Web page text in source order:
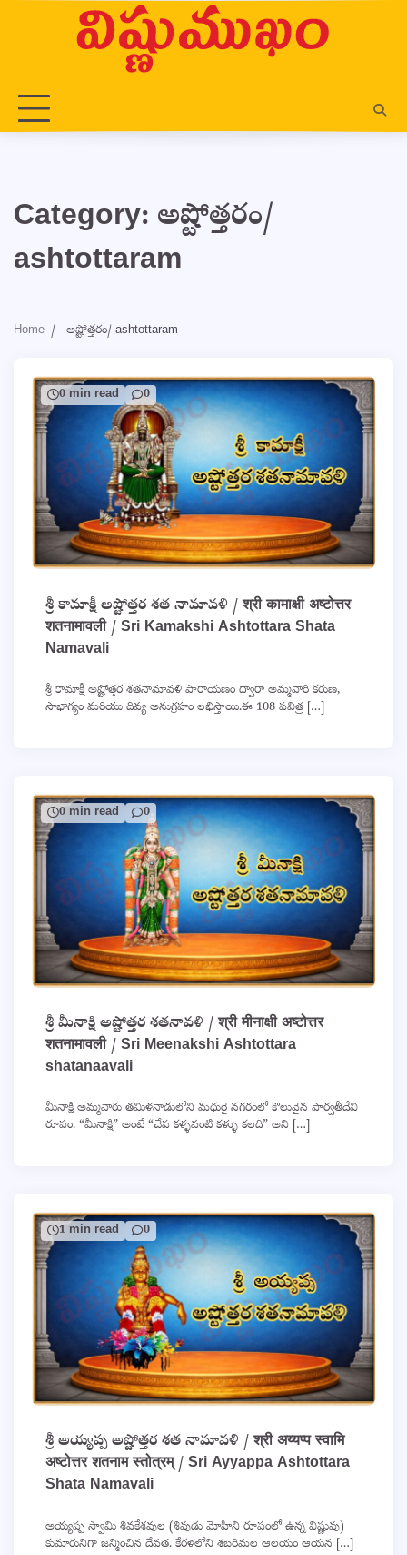
Category: అష్టోత్తరం/
ashtottaram
Home అష్టోత్తరం/ ashtottaram
0 min read 0
శ్రీ కామాక్షీ అష్టోత్తర శత నామావళి / श्री कामाक्षी अष्टोत्तर
शतनामावली / Sri Kamakshi Ashtottara Shata
Namavali
శ్రీ కామాక్షీ అష్టోత్తర శతనామావళి పారాయణం ద్వారా అమ్మవారి కరుణ,
సౌభాగ్యం మరియు దివ్య అనుగ్రహం లభిస్తాయి.ఈ 108 పవిత్ర […]
0 min read 0
శ్రీ మీనాక్షి అష్టోత్తర శతనావళి / श्री मीनाक्षी अष्टोत्तर
शतनामावली / Sri Meenakshi Ashtottara
shatanaavali
మీనాక్షి అమ్మవారు తమిళనాడులోని మధురై నగరంలో కొలువైన పార్వతీదేవి
రూపం. “మీనాక్షి” అంటే “చేప కళ్ళవంటి కళ్ళు కలది” అని […]
1 min read 0
శ్రీ అయ్యప్ప అష్టోత్తర శత నామావళి / श्री अय्यप्प स्वामि
अष्टोत्तर शतनाम स्तोत्रम् / Sri Ayyappa Ashtottara
Shata Namavali
అయ్యప్ప స్వామి శివకేశవుల (శివుడు మోహిని రూపంలో ఉన్న విష్ణువు)
కుమారునిగా జన్మించిన దేవత. కేరళలోని శబరిమల ఆలయం ఆయన […]